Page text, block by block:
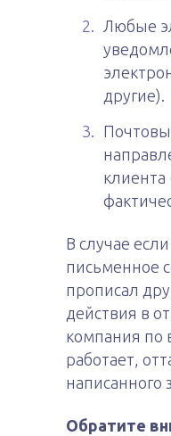
Любые
другие).
клиента
В случае
письменное
прописал
действия в
компания по
работает,
написанного
Обратите